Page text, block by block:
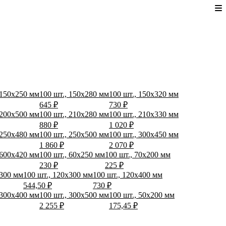
мм100 шт., 150x280 мм
645 ₽
100 шт., 150x320 мм
730 ₽
мм100 шт., 210x280 мм
880 ₽
100 шт., 210x330 мм
1 020 ₽
мм100 шт., 250x500 мм
1 860 ₽
100 шт., 300x450 мм
2 070 ₽
мм100 шт., 60x250 мм
230 ₽
100 шт., 70x200 мм
225 ₽
мм100 шт., 120x300 мм
544,50 ₽
100 шт., 120x400 мм
730 ₽
мм100 шт., 300x500 мм
2 255 ₽
100 шт., 50x200 мм
175,45 ₽